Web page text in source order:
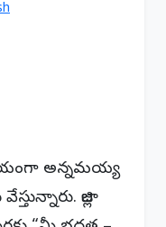
అన్నమయ్య
జిల్లా